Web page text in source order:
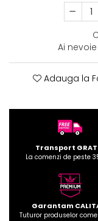
Ai
Adauga la
Transport
La comenzi de peste
Garantam
Tuturor produselor